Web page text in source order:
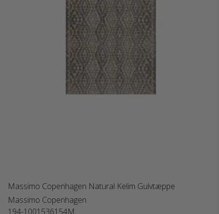
Massimo Copenhagen Natural Kelim Gulvtæppe
Massimo Copenhagen
194-1001536154M